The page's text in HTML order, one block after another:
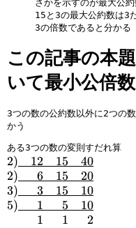
さかを示すのが最大公
15と3の最大公約数は3
3の倍数であると分かる
この記事の本
いて最小公倍
3つの数の公約数以外に2つの
かう
ある3つの数の変則すだれ算
2
)
\
u
2) 12 15 0040
2
)
\
2) 0006 15
20
3
)
3) 0003 15
10
5
5) 1 5
10
1 1 2